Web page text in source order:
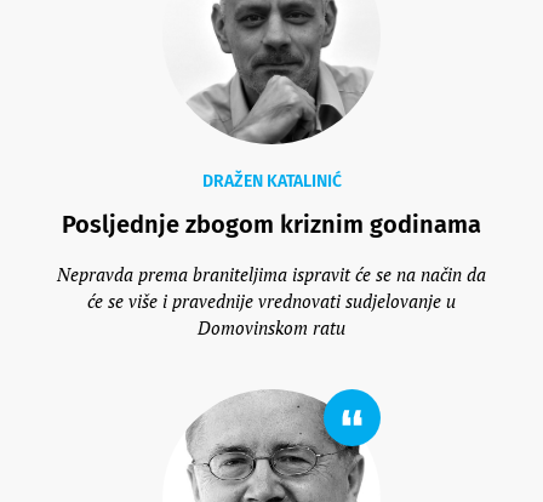
DRAŽEN KATALINIĆ
Posljednje zbogom kriznim godinama
Nepravda prema braniteljima ispravit će se na način da
će se više i pravednije vrednovati sudjelovanje u
Domovinskom ratu